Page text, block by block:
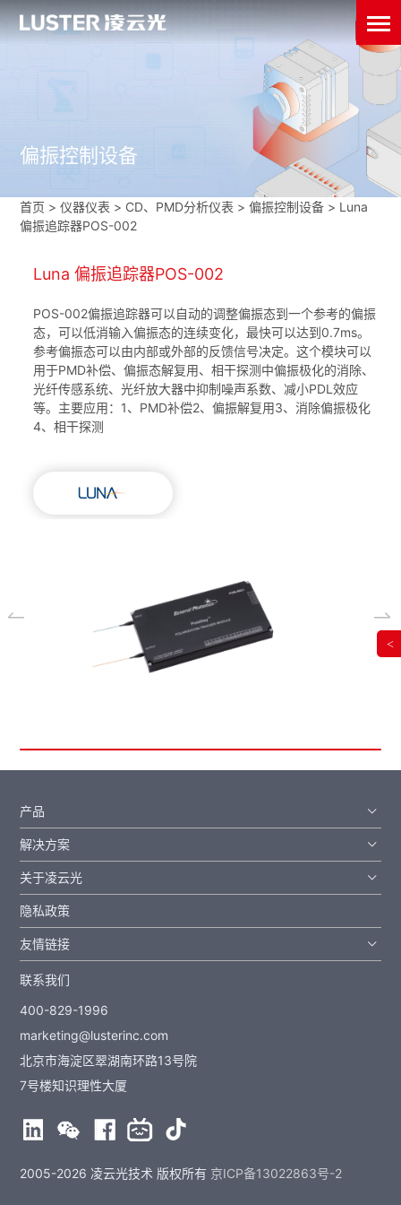
偏振控制设备
首页 >仪器仪表 > CD、PMD分析仪表 >偏振控制设备 > Luna
偏振追踪器POS-002
Luna 偏振追踪器POS-002
POS-002偏振追踪器可以自动的调整偏振态到一个参考的偏振
态，可以低消输入偏振态的连续变化，最快可以达到0.7ms。
参考偏振态可以由内部或外部的反馈信号决定。这个模块可以
用于PMD补偿、偏振态解复用、相干探测中偏振极化的消除、
光纤传感系统、光纤放大器中抑制噪声系数、减小PDL效应
等。主要应用：1、PMD补偿2、偏振解复用3、消除偏振极化
4、相干探测
产品
解决方案
关于凌云光
隐私政策
友情链接
联系我们
400-829-1996
marketing@lusterinc.com
北京市海淀区翠湖南环路13号院
7号楼知识理性大厦
2005-2026 凌云光技术 版权所有 京ICP备13022863号-2
<